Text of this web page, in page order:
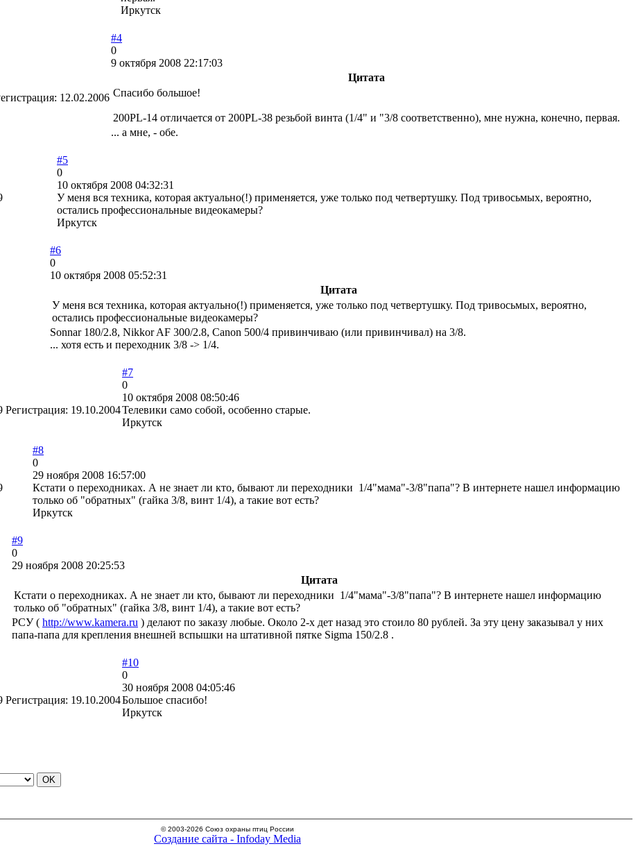
Иркутск
12.02.2006
#4
0
9 октября 2008 22:17:03
Цитата
Спасибо большое!
200PL-14 отличается от 200PL-38 резьбой винта (1/4" и "3/8 соответственно), мне нужна, конечно, первая.
... а мне, - обе.
#5
0
10 октября 2008 04:32:31
У меня вся техника, которая актуально(!) применяется, уже только под четвертушку. Под тривосьмых, вероятно,
остались профессиональные видеокамеры?
Иркутск
#6
0
10 октября 2008 05:52:31
Цитата
У меня вся техника, которая актуально(!) применяется, уже только под четвертушку. Под тривосьмых, вероятно,
остались профессиональные видеокамеры?
Sonnar 180/2.8, Nikkor AF 300/2.8, Canon 500/4 привинчиваю (или привинчивал) на 3/8.
... хотя есть и переходник 3/8 -> 1/4.
Регистрация: 19.10.2004
#7
0
10 октября 2008 08:50:46
Телевики само собой, особенно старые.
Иркутск
#8
0
29 ноября 2008 16:57:00
Кстати о переходниках. А не знает ли кто, бывают ли переходники 1/4"мама"-3/8"папа"? В интернете нашел информацию
только об "обратных" (гайка 3/8, винт 1/4), а такие вот есть?
Иркутск
#9
0
29 ноября 2008 20:25:53
Цитата
Кстати о переходниках. А не знает ли кто, бывают ли переходники 1/4"мама"-3/8"папа"? В интернете нашел информацию
только об "обратных" (гайка 3/8, винт 1/4), а такие вот есть?
РСУ ( http://www.kamera.ru ) делают по заказу любые. Около 2-х дет назад это стоило 80 рублей. За эту цену заказывал у них
папа-папа для крепления внешней вспышки на штативной пятке Sigma 150/2.8 .
Регистрация: 19.10.2004
#10
0
30 ноября 2008 04:05:46
Большое спасибо!
Иркутск
© 2003-2026 Союз охраны птиц России
Создание сайта - Infoday Media